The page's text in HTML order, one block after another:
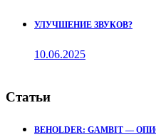
УЛУЧШЕНИЕ ЗВУКОВ?
10.06.2025
Статьи
BEHOLDER: GAMBIT —